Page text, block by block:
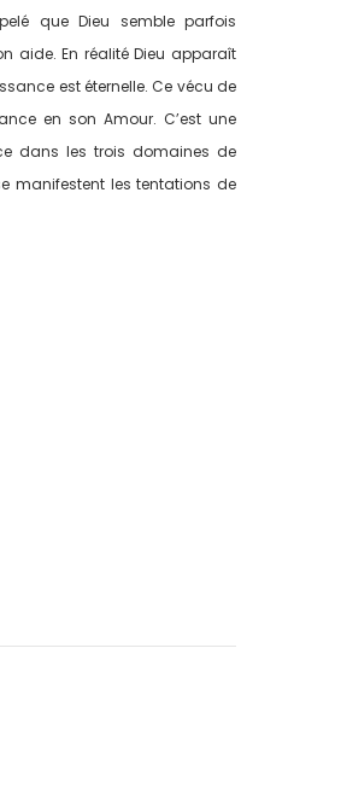
que Dieu semble parfois
aide. En réalité Dieu apparaît
est éternelle. Ce vécu de
en son Amour. C’est une
dans les trois domaines de
manifestent les tentations de